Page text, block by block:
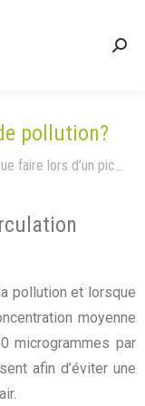
pollution?
faire lors d’un pic…
pollution et lorsque
moyenne
microgrammes par
afin d’éviter une